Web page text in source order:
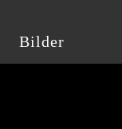
Bilder